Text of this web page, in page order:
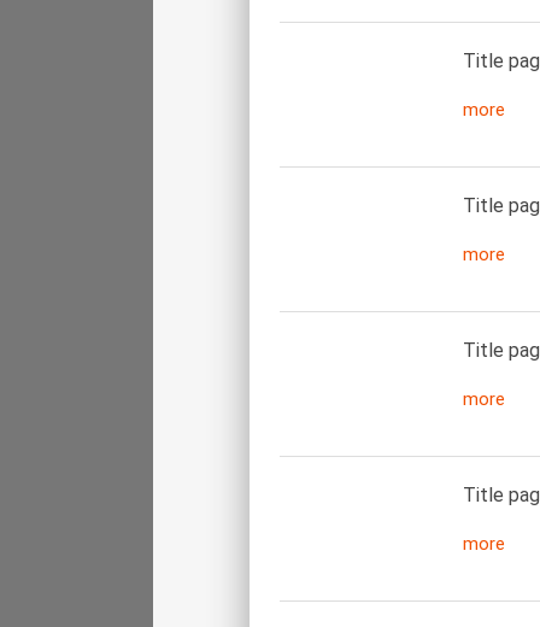
Title
more
Title
more
Title
more
Title
more